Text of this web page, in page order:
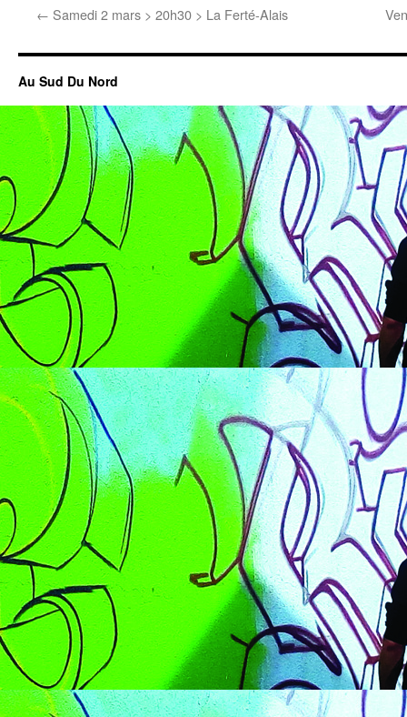
← Samedi 2 mars > 20h30 > La Ferté-Alais
Au Sud Du Nord